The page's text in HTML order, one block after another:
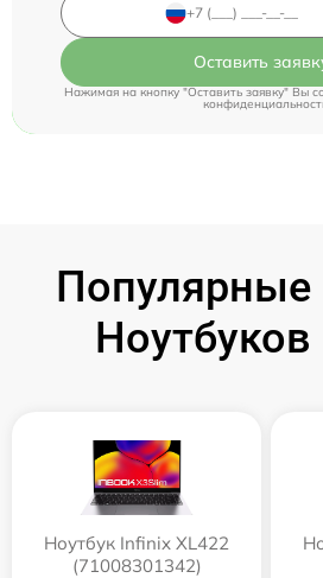
Оставить
Нажимая на кнопку "Оставить заявку" Вы
Популярные
Ноутбук Infinix XL422
(71008301342)